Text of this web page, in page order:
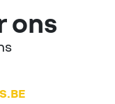
ons